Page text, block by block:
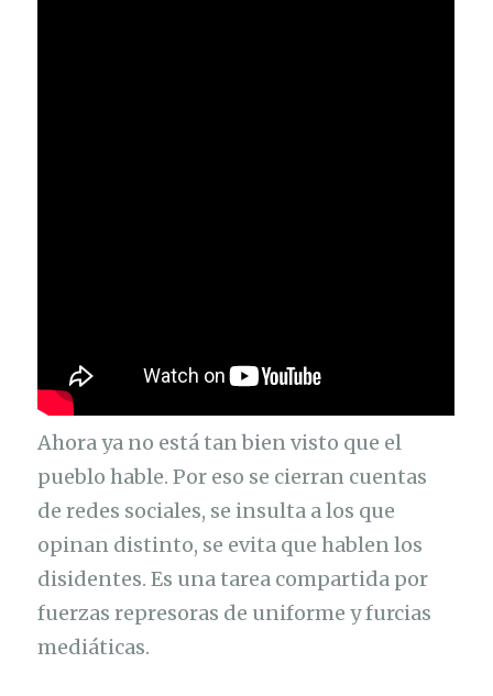
Ahora ya no está tan bien visto que el
pueblo hable. Por eso se cierran cuentas
de redes sociales, se insulta a los que
opinan distinto, se evita que hablen los
disidentes. Es una tarea compartida por
fuerzas represoras de uniforme y furcias
mediáticas.